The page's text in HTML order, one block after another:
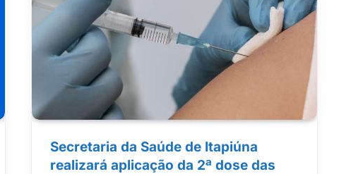
Secretaria da Saúde de Itapiúna
realizará aplicação da 2ª dose das